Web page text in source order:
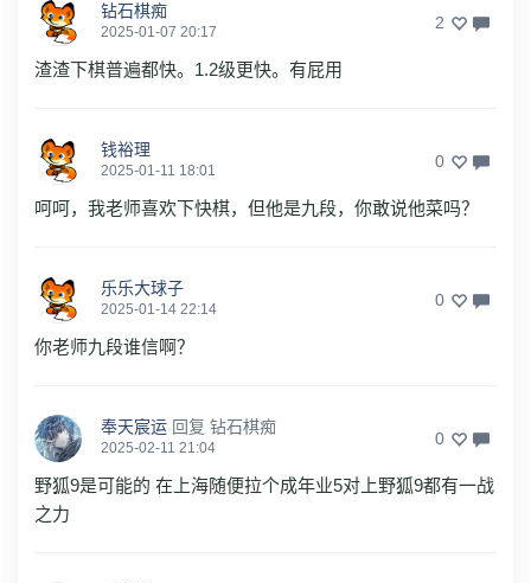
钻石棋痴
2025-01-07 20:17 2
渣渣下棋普遍都快。1.2级更快。有屁用
钱裕理
2025-01-11 18:01 0
呵呵，我老师喜欢下快棋，但他是九段，你敢说他菜吗？
乐乐大球子
2025-01-14 22:14 0
你老师九段谁信啊？
奉天宸运 回复 钻石棋痴
2025-02-11 21:04 0
野狐9是可能的 在上海随便拉个成年业5对上野狐9都有一战
之力